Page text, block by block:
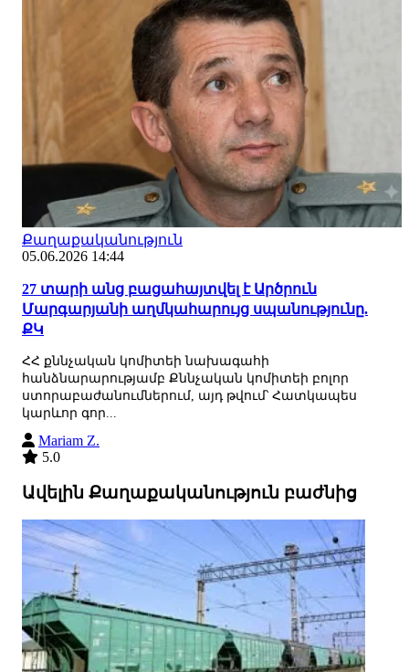
Քաղաքականություն
05.06.2026 14:44
27 տարի անց բացահայտվել է Արծրուն
Մարգարյանի աղմկահարույց սպանությունը.
ՔԿ
ՀՀ քննչական կոմիտեի նախագահի
հանձնարարությամբ Քննչական կոմիտեի բոլոր
ստորաբաժանումներում, այդ թվում՝ Հատկապես
կարևոր գոր...
Mariam Z.
5.0
Ավելին Քաղաքականություն բաժնից